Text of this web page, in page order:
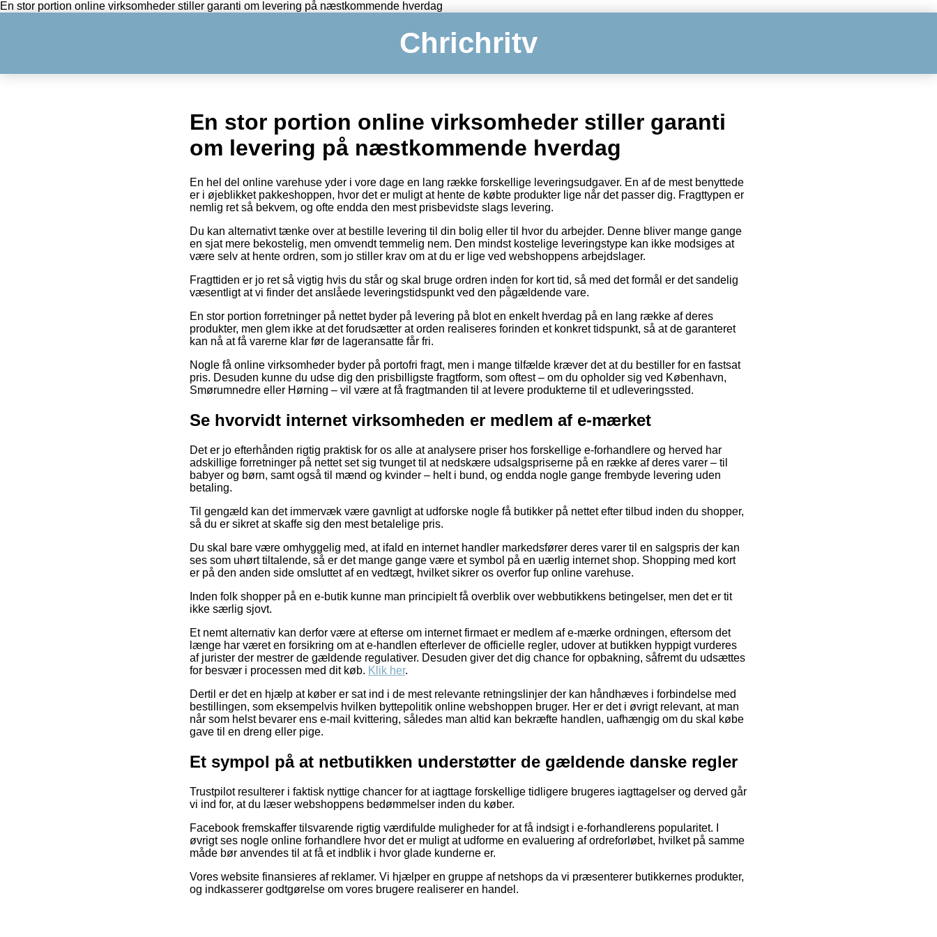
En stor portion online virksomheder stiller garanti om levering på næstkommende hverdag
Chrichritv
En stor portion online virksomheder stiller garanti
om levering på næstkommende hverdag
En hel del online varehuse yder i vore dage en lang række forskellige leveringsudgaver. En af de mest benyttede
er i øjeblikket pakkeshoppen, hvor det er muligt at hente de købte produkter lige når det passer dig. Fragttypen er
nemlig ret så bekvem, og ofte endda den mest prisbevidste slags levering.
Du kan alternativt tænke over at bestille levering til din bolig eller til hvor du arbejder. Denne bliver mange gange
en sjat mere bekostelig, men omvendt temmelig nem. Den mindst kostelige leveringstype kan ikke modsiges at
være selv at hente ordren, som jo stiller krav om at du er lige ved webshoppens arbejdslager.
Fragttiden er jo ret så vigtig hvis du står og skal bruge ordren inden for kort tid, så med det formål er det sandelig
væsentligt at vi finder det anslåede leveringstidspunkt ved den pågældende vare.
En stor portion forretninger på nettet byder på levering på blot en enkelt hverdag på en lang række af deres
produkter, men glem ikke at det forudsætter at orden realiseres forinden et konkret tidspunkt, så at de garanteret
kan nå at få varerne klar før de lageransatte får fri.
Nogle få online virksomheder byder på portofri fragt, men i mange tilfælde kræver det at du bestiller for en fastsat
pris. Desuden kunne du udse dig den prisbilligste fragtform, som oftest – om du opholder sig ved København,
Smørumnedre eller Hørning – vil være at få fragtmanden til at levere produkterne til et udleveringssted.
Se hvorvidt internet virksomheden er medlem af e-mærket
Det er jo efterhånden rigtig praktisk for os alle at analysere priser hos forskellige e-forhandlere og herved har
adskillige forretninger på nettet set sig tvunget til at nedskære udsalgspriserne på en række af deres varer – til
babyer og børn, samt også til mænd og kvinder – helt i bund, og endda nogle gange frembyde levering uden
betaling.
Til gengæld kan det immervæk være gavnligt at udforske nogle få butikker på nettet efter tilbud inden du shopper,
så du er sikret at skaffe sig den mest betalelige pris.
Du skal bare være omhyggelig med, at ifald en internet handler markedsfører deres varer til en salgspris der kan
ses som uhørt tiltalende, så er det mange gange være et symbol på en uærlig internet shop. Shopping med kort
er på den anden side omsluttet af en vedtægt, hvilket sikrer os overfor fup online varehuse.
Inden folk shopper på en e-butik kunne man principielt få overblik over webbutikkens betingelser, men det er tit
ikke særlig sjovt.
Et nemt alternativ kan derfor være at efterse om internet firmaet er medlem af e-mærke ordningen, eftersom det
længe har været en forsikring om at e-handlen efterlever de officielle regler, udover at butikken hyppigt vurderes
af jurister der mestrer de gældende regulativer. Desuden giver det dig chance for opbakning, såfremt du udsættes
for besvær i processen med dit køb. Klik her.
Dertil er det en hjælp at køber er sat ind i de mest relevante retningslinjer der kan håndhæves i forbindelse med
bestillingen, som eksempelvis hvilken byttepolitik online webshoppen bruger. Her er det i øvrigt relevant, at man
når som helst bevarer ens e-mail kvittering, således man altid kan bekræfte handlen, uafhængig om du skal købe
gave til en dreng eller pige.
Et sympol på at netbutikken understøtter de gældende danske regler
Trustpilot resulterer i faktisk nyttige chancer for at iagttage forskellige tidligere brugeres iagttagelser og derved går
vi ind for, at du læser webshoppens bedømmelser inden du køber.
Facebook fremskaffer tilsvarende rigtig værdifulde muligheder for at få indsigt i e-forhandlerens popularitet. I
øvrigt ses nogle online forhandlere hvor det er muligt at udforme en evaluering af ordreforløbet, hvilket på samme
måde bør anvendes til at få et indblik i hvor glade kunderne er.
Vores website finansieres af reklamer. Vi hjælper en gruppe af netshops da vi præsenterer butikkernes produkter,
og indkasserer godtgørelse om vores brugere realiserer en handel.